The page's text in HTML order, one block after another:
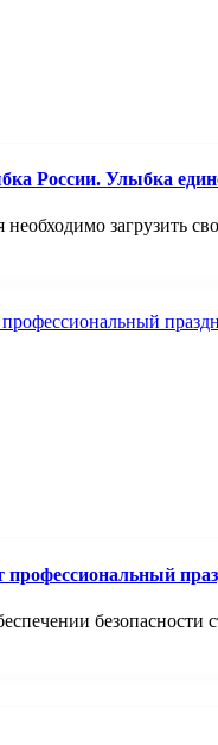
России. Улыбка
загрузить
безопасности